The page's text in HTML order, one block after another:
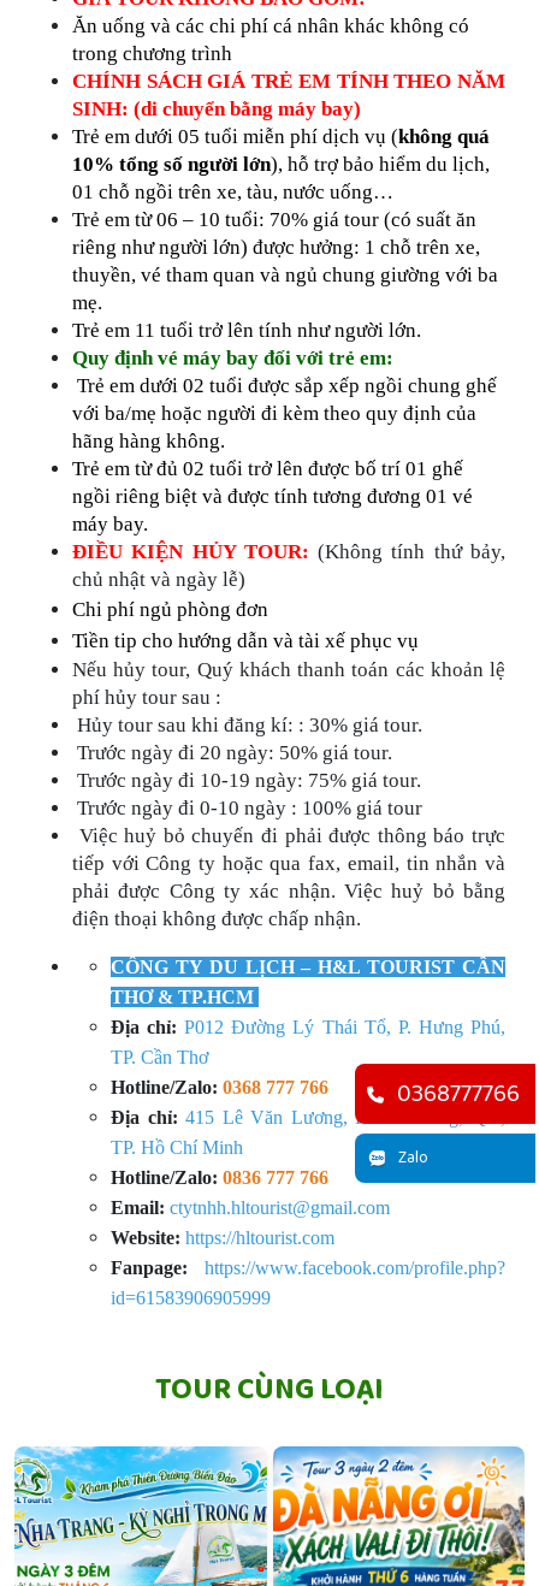
Ăn uống và các chi phí cá nhân khác không có
trong chương trình
CHÍNH SÁCH GIÁ TRẺ EM TÍNH THEO NĂM
SINH: (di chuyển bằng máy bay)
Trẻ em dưới 05 tuổi miễn phí dịch vụ (không quá
10% tổng số người lớn), hỗ trợ bảo hiểm du lịch,
01 chỗ ngồi trên xe, tàu, nước uống…
Trẻ em từ 06 – 10 tuổi: 70% giá tour (có suất ăn
riêng như người lớn) được hưởng: 1 chỗ trên xe,
thuyền, vé tham quan và ngủ chung giường với ba
mẹ.
Trẻ em 11 tuổi trở lên tính như người lớn.
Quy định vé máy bay đối với trẻ em:
Trẻ em dưới 02 tuổi được sắp xếp ngồi chung ghế
với ba/mẹ hoặc người đi kèm theo quy định của
hãng hàng không.
Trẻ em từ đủ 02 tuổi trở lên được bố trí 01 ghế
ngồi riêng biệt và được tính tương đương 01 vé
máy bay.
ĐIỀU KIỆN HỦY TOUR: (Không tính thứ bảy,
chủ nhật và ngày lễ)​
Chi phí ngủ phòng đơn
Tiền tip cho hướng dẫn và tài xế phục vụ
Nếu hủy tour, Quý khách thanh toán các khoản lệ
phí hủy tour sau :
Hủy tour sau khi đăng kí: : 30% giá tour.
Trước ngày đi 20 ngày: 50% giá tour.
Trước ngày đi 10-19 ngày: 75% giá tour.
Trước ngày đi 0-10 ngày : 100% giá tour
Việc huỷ bỏ chuyến đi phải được thông báo trực
tiếp với Công ty hoặc qua fax, email, tin nhắn và
phải được Công ty xác nhận. Việc huỷ bỏ bằng
điện thoại không được chấp nhận.
CÔNG TY DU LỊCH – H&L TOURIST CẦN
THƠ & TP.HCM
Địa chỉ: P012 Đường Lý Thái Tổ, P. Hưng Phú,
TP. Cần Thơ
Hotline/Zalo: 0368 777 766
Địa chỉ: 415 Lê Văn Lương, P. Tân Hưng, Q.7,
TP. Hồ Chí Minh
Hotline/Zalo: 0836 777 766
Email: ctytnhh.hltourist@gmail.com
Website: https://hltourist.com
Fanpage:
https://www.facebook.com/profile.php?
id=61583906905999
TOUR CÙNG LOẠI
0368777766
Zalo